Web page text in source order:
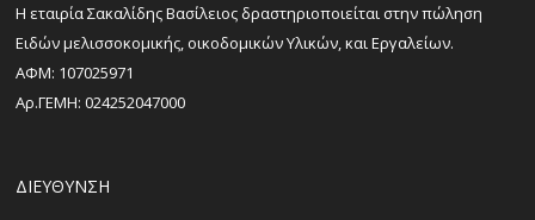
H εταιρία Σακαλίδης Βασίλειος δραστηριοποιείται στην πώληση
Ειδών μελισσοκομικής, οικοδομικών Υλικών, και Εργαλείων.
ΑΦΜ: 107025971
Αρ.ΓΕΜΗ: 024252047000
ΔΙΕΎΘΥΝΣΗ